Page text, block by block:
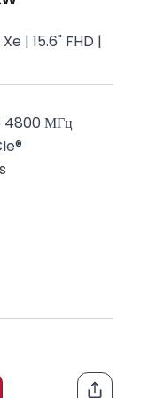
| 15.6" FHD |
4800 МГц